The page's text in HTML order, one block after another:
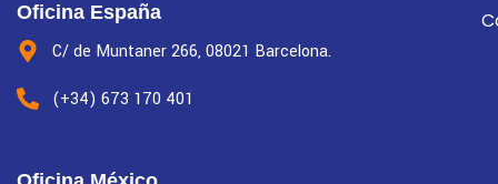
Oficina España
C/ de Muntaner 266, 08021 Barcelona.
(+34) 673 170 401